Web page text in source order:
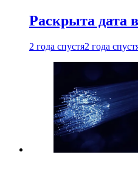
Раскрыта дата
2 года спустя2 года